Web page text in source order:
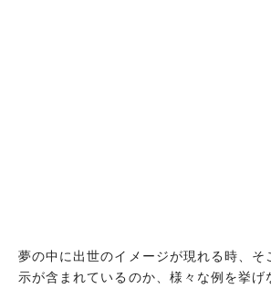
夢の中に出世のイメージが現れる時、そ
示が含まれているのか、様々な例を挙げ